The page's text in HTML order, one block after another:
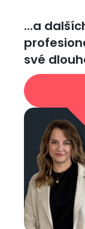
...a
své
Obrázek